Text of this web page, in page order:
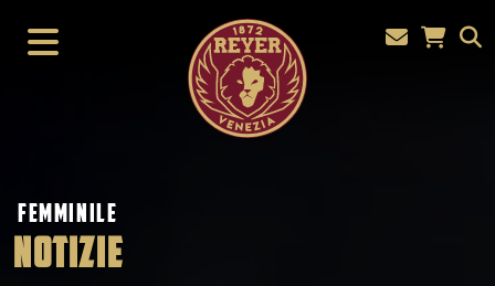
FEMMINILE
NOTIZIE